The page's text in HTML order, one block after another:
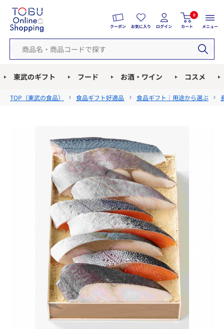
クーポン お気に入り ログイン
0
カート メニュー
東武のギフト フード お酒・ワイン コスメ
TOP（東武の食品） 食品ギフト好適品 食品ギフト｜用途から選ぶ